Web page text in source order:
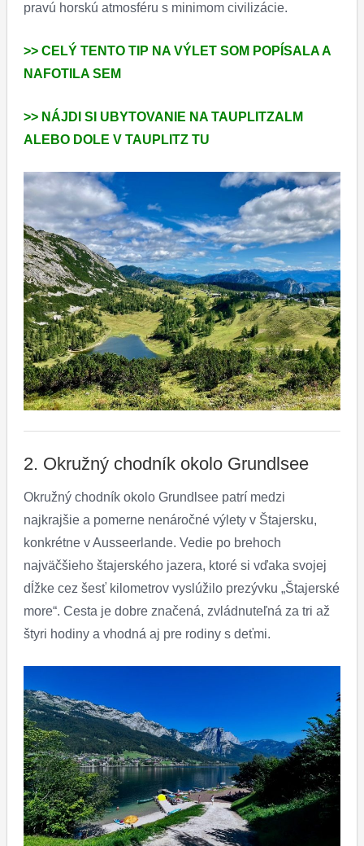
pravú horskú atmosféru s minimom civilizácie.
>> CELÝ TENTO TIP NA VÝLET SOM POPÍSALA A
NAFOTILA SEM
>> NÁJDI SI UBYTOVANIE NA TAUPLITZALM
ALEBO DOLE V TAUPLITZ TU
2. Okružný chodník okolo Grundlsee
Okružný chodník okolo Grundlsee patrí medzi
najkrajšie a pomerne nenáročné výlety v Štajersku,
konkrétne v Ausseerlande. Vedie po brehoch
najväčšieho štajerského jazera, ktoré si vďaka svojej
dĺžke cez šesť kilometrov vyslúžilo prezývku „Štajerské
more“. Cesta je dobre značená, zvládnuteľná za tri až
štyri hodiny a vhodná aj pre rodiny s deťmi.